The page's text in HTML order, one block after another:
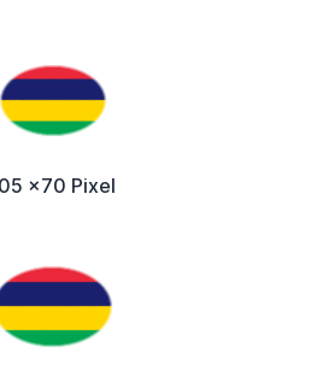
x70 Pixel